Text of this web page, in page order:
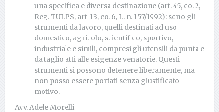
una specifica e diversa destinazione (art. 45, co. 2,
Reg. TULPS, art. 13, co. 6, L. n. 157/1992): sono gli
strumenti da lavoro, quelli destinati ad uso
domestico, agricolo, scientifico, sportivo,
industriale e simili, compresi gli utensili da punta e
da taglio atti alle esigenze venatorie. Questi
strumenti si possono detenere liberamente, ma
non posso essere portati senza giustificato
motivo.
Avv. Adele Morelli